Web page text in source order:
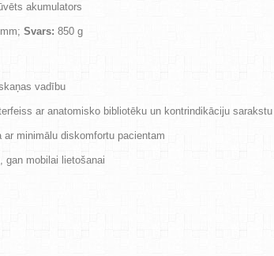
akumulators
Svars: 850 g
vadību
ar anatomisko bibliotēku un kontrindikāciju sarakstu
minimālu diskomfortu pacientam
gan mobilai lietošanai